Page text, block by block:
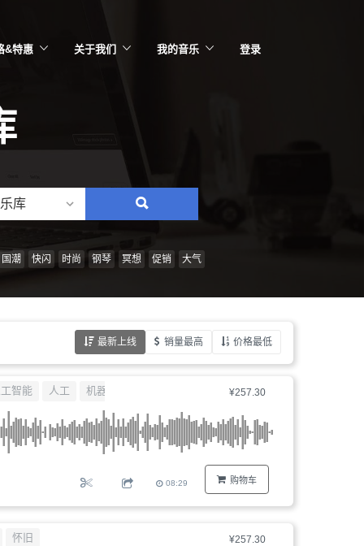
&特惠 关于我们 我的音乐 登录
库
搜
情
风
乐
件
编
国潮 快闪 时尚 钢琴 冥想 促销 大气
最新上线 销量最高 价格最低
¥257.30
购物车
智能 人工 机器
08:29
¥257.30
怀旧